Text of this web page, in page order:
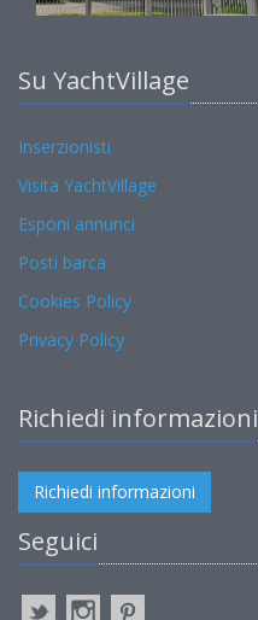
Su YachtVillage
Inserzionisti
Visita YachtVillage
Esponi annunci
Posti barca
Cookies Policy
Privacy Policy
Richiedi informazioni
Richiedi informazioni
Seguici